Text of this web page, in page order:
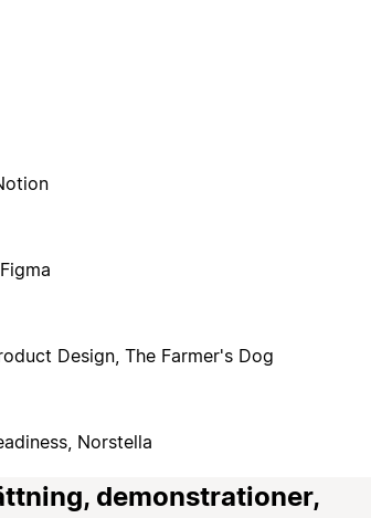
Design, The Farmer's Dog
Norstella
demonstrationer,